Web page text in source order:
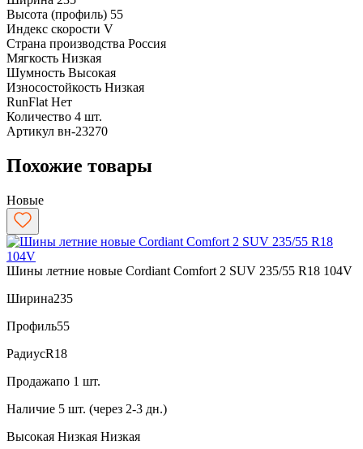
Высота (профиль) 55
Индекс скорости V
Страна производства Россия
Мягкость Низкая
Шумность Высокая
Износостойкость Низкая
RunFlat Нет
Количество 4 шт.
Артикул вн-23270
Похожие товары
Новые
Шины летние новые Cordiant Comfort 2 SUV 235/55 R18 104V
Ширина235
Профиль55
РадиусR18
Продажапо 1 шт.
Наличие 5 шт. (через 2-3 дн.)
Высокая Низкая Низкая